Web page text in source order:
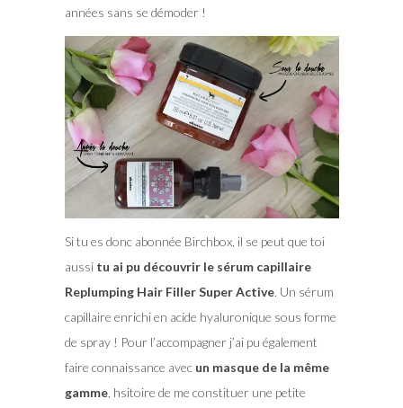
années sans se démoder !
Si tu es donc abonnée Birchbox, il se peut que toi
aussi tu ai pu découvrir le sérum capillaire
Replumping Hair Filler Super Active. Un sérum
capillaire enrichi en acide hyaluronique sous forme
de spray ! Pour l’accompagner j’ai pu également
faire connaissance avec un masque de la même
gamme, hsitoire de me constituer une petite